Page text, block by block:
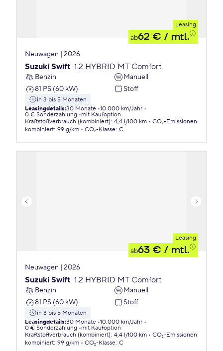
Leasing
ab62 € / mtl.
Neuwagen | 2026
Suzuki Swift 1.2 HYBRID MT Comfort
Benzin
Manuell
81 PS (60 kW)
Stoff
in 3 bis 5 Monaten
Leasingdetails:30 Monate 10.000 km/Jahr
0 € Sonderzahlung
mit Kaufoption
Kraftstoffverbrauch (kombiniert): 4,4 l/100 km
CO₂-Emissionen
kombiniert: 99 g/km CO₂-Klasse: C
Leasing
ab63 € / mtl.
Neuwagen | 2026
Suzuki Swift 1.2 HYBRID MT Comfort
Benzin
Manuell
81 PS (60 kW)
Stoff
in 3 bis 5 Monaten
Leasingdetails:30 Monate 10.000 km/Jahr
0 € Sonderzahlung
mit Kaufoption
Kraftstoffverbrauch (kombiniert): 4,4 l/100 km
CO₂-Emissionen
kombiniert: 99 g/km CO₂-Klasse: C